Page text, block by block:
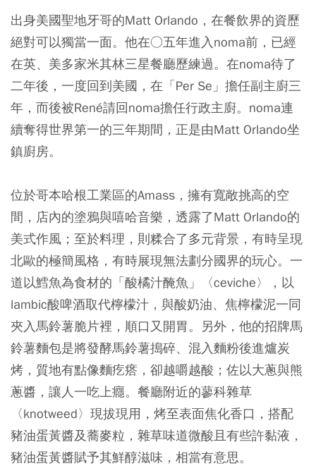
出身美國聖地牙哥的Matt Orlando，在餐飲界的資歷
絕對可以獨當一面。他在○五年進入noma前，已經
在英、美多家米其林三星餐廳歷練過。在noma待了
二年後，一度回到美國，在「Per Se」擔任副主廚三
年，而後被René請回noma擔任行政主廚。noma連
續奪得世界第一的三年期間，正是由Matt Orlando坐
鎮廚房。
位於哥本哈根工業區的Amass，擁有寬敞挑高的空
間，店內的塗鴉與嘻哈音樂，透露了Matt Orlando的
美式作風；至於料理，則糅合了多元背景，有時呈現
北歐的極簡風格，有時展現無法劃分國界的玩心。一
道以鱈魚為食材的「酸橘汁醃魚」〈ceviche〉，以
lambic酸啤酒取代檸檬汁，與酸奶油、焦檸檬泥一同
夾入馬鈴薯脆片裡，順口又開胃。另外，他的招牌馬
鈴薯麵包是將發酵馬鈴薯搗碎、混入麵粉後進爐炭
烤，質地有點像麵疙瘩，卻越嚼越酸；佐以大蔥與熊
蔥醬，讓人一吃上癮。餐廳附近的蓼科雜草
〈knotweed〉現拔現用，烤至表面焦化香口，搭配
豬油蛋黃醬及蕎麥粒，雜草味道微酸且有些許黏液，
豬油蛋黃醬賦予其鮮醇滋味，相當有意思。